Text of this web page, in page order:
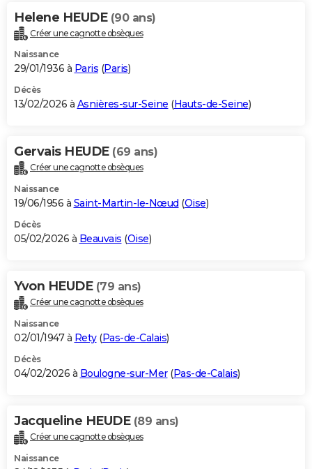
Helene HEUDE (90 ans)
Créer une cagnotte obsèques
Naissance
29/01/1936 à Paris (Paris)
Décès
13/02/2026 à Asnières-sur-Seine (Hauts-de-Seine)
Gervais HEUDE (69 ans)
Créer une cagnotte obsèques
Naissance
19/06/1956 à Saint-Martin-le-Nœud (Oise)
Décès
05/02/2026 à Beauvais (Oise)
Yvon HEUDE (79 ans)
Créer une cagnotte obsèques
Naissance
02/01/1947 à Rety(Pas-de-Calais)
Décès
04/02/2026 à Boulogne-sur-Mer(Pas-de-Calais)
Jacqueline HEUDE (89 ans)
Créer une cagnotte obsèques
Naissance